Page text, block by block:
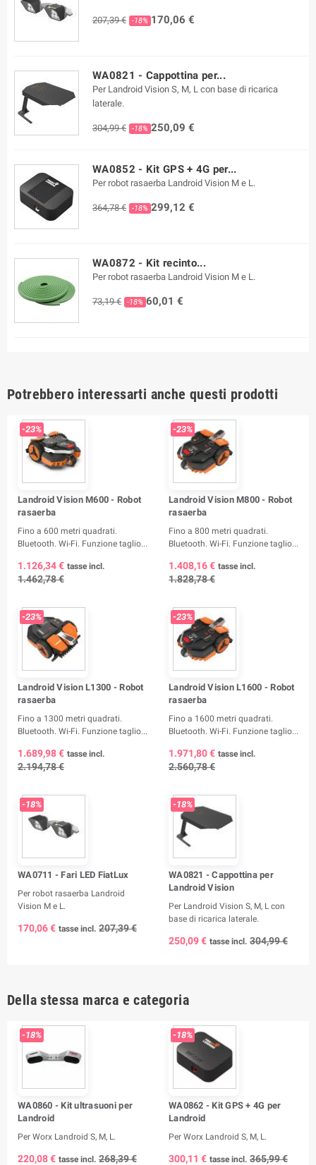
207,39 € -18% 170,06 €
WA0821 - Cappottina per...
Per Landroid Vision S, M, L con base di ricarica
laterale.
304,99 € -18% 250,09 €
WA0852 - Kit GPS + 4G per...
Per robot rasaerba Landroid Vision M e L.
364,78 € -18% 299,12 €
WA0872 - Kit recinto...
Per robot rasaerba Landroid Vision M e L.
73,19 € -18% 60,01 €
Potrebbero interessarti anche questi prodotti
-23%
Landroid Vision M600 - Robot
rasaerba
Fino a 600 metri quadrati.
Bluetooth. Wi-Fi. Funzione taglio...
1.126,34 € tasse incl.
1.462,78 €
-23%
Landroid Vision M800 - Robot
rasaerba
Fino a 800 metri quadrati.
Bluetooth. Wi-Fi. Funzione taglio...
1.408,16 € tasse incl.
1.828,78 €
-23%
Landroid Vision L1300 - Robot
rasaerba
Fino a 1300 metri quadrati.
Bluetooth. Wi-Fi. Funzione taglio...
1.689,98 € tasse incl.
2.194,78 €
-23%
Landroid Vision L1600 - Robot
rasaerba
Fino a 1600 metri quadrati.
Bluetooth. Wi-Fi. Funzione taglio...
1.971,80 € tasse incl.
2.560,78 €
-18%
WA0711 - Fari LED FiatLux
Per robot rasaerba Landroid
Vision M e L.
170,06 € tasse incl. 207,39 €
-18%
WA0821 - Cappottina per
Landroid Vision
Per Landroid Vision S, M, L con
base di ricarica laterale.
250,09 € tasse incl. 304,99 €
Della stessa marca e categoria
-18%
WA0860 - Kit ultrasuoni per
Landroid
Per Worx Landroid S, M, L.
220,08 € tasse incl. 268,39 €
-18%
WA0862 - Kit GPS + 4G per
Landroid
Per Worx Landroid S, M, L.
300,11 € tasse incl. 365,99 €